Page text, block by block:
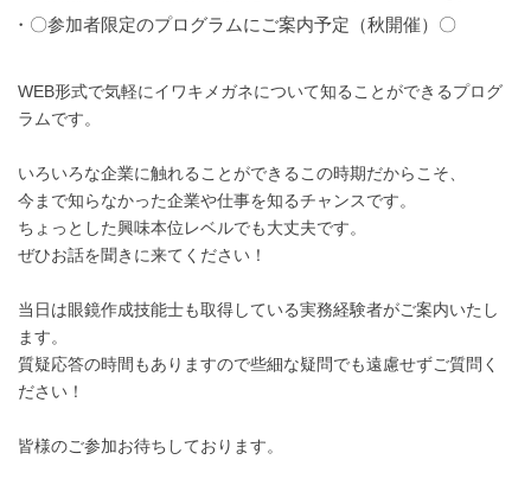
・〇参加者限定のプログラムにご案内予定（秋開催）〇
WEB形式で気軽にイワキメガネについて知ることができるプログ
ラムです。
いろいろな企業に触れることができるこの時期だからこそ、
今まで知らなかった企業や仕事を知るチャンスです。
ちょっとした興味本位レベルでも大丈夫です。
ぜひお話を聞きに来てください！
当日は眼鏡作成技能士も取得している実務経験者がご案内いたし
ます。
質疑応答の時間もありますので些細な疑問でも遠慮せずご質問く
ださい！
皆様のご参加お待ちしております。